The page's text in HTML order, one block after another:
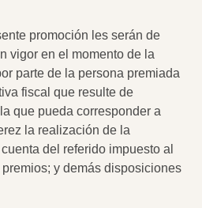
promoción les serán de
vigor en el momento de la
parte de la persona premiada
fiscal que resulte de
que pueda corresponder a
la realización de la
del referido impuesto al
y demás disposiciones